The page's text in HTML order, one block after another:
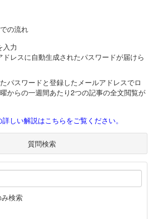
の流れ
入力
ドレスに自動生成されたパスワードが届けら
パスワードと登録したメールアドレスでロ
からの一週間あたり2つの記事の全文閲覧が
しい解説はこちらをご覧ください。
質問検索
検索